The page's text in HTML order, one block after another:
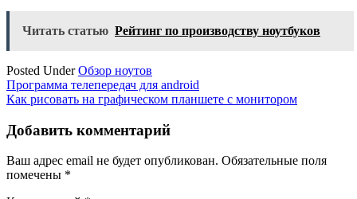
Читать статью Рейтинг по производству ноутбуков
Posted UnderОбзор ноутов
Навигация
по
записям
Программа телепередач для android
Как рисовать на графическом планшете с монитором
Добавить комментарий
Ваш адрес email не будет опубликован. Обязательные поля
помечены *